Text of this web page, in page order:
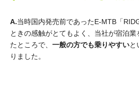
A.当時国内発売前であったE-MTB「
ときの感触がとてもよく、当社が宿泊
たところで、 一般の方でも乗りやすいと
りました。